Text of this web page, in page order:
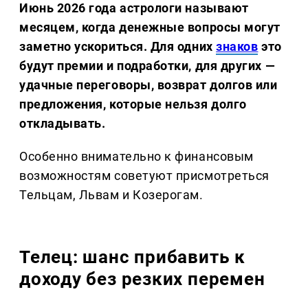
Июнь 2026 года астрологи называют
месяцем, когда денежные вопросы могут
заметно ускориться. Для однихзнаков это
будут премии и подработки, для других —
удачные переговоры, возврат долгов или
предложения, которые нельзя долго
откладывать.
Особенно внимательно к финансовым
возможностям советуют присмотреться
Тельцам, Львам и Козерогам.
Телец: шанс прибавить к
доходу без резких перемен